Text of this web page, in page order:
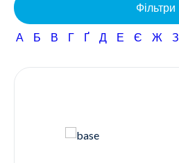
Гінекологія
Кар'єра Фільтри
А Б В Г Ґ Д Е Є Ж З